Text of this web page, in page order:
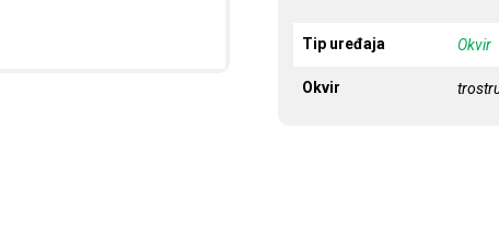
Tip uređaja Okvir
Okvir